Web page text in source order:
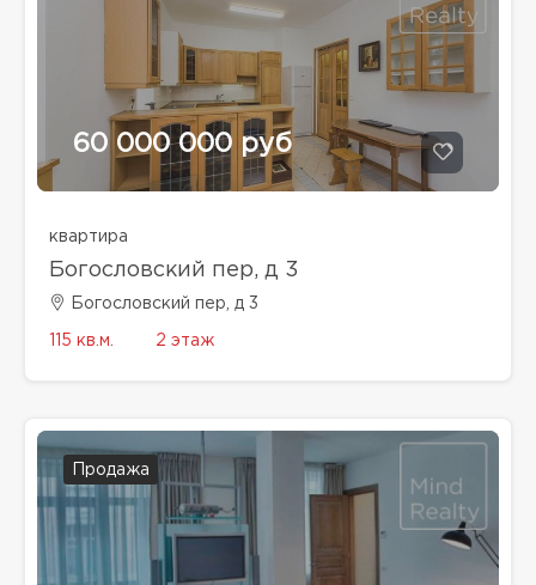
60 000 000 руб
квартира
Богословский пер, д 3
Богословский пер, д 3
115 кв.м. 2 этаж
Продажа